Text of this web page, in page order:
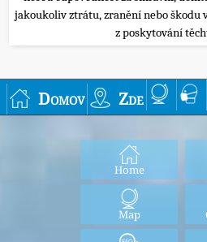
jakoukoliv ztrátu, zranění nebo škodu
z poskytování
Domov Zde
Home
Map